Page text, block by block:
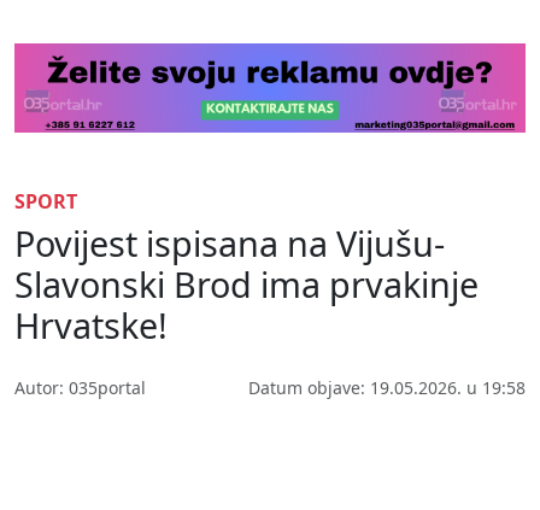
SPORT
Povijest ispisana na Vijušu-
Slavonski Brod ima prvakinje
Hrvatske!
Autor: 035portal Datum objave: 19.05.2026. u 19:58